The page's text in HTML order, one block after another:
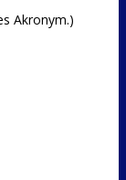
Akronym.)